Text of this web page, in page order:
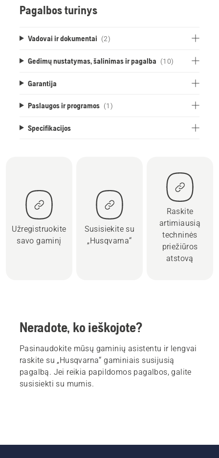
Pagalbos turinys
Vadovai ir dokumentai (2)
Gedimų nustatymas, šalinimas ir pagalba (10)
Garantija
Paslaugos ir programos (1)
Specifikacijos
Užregistruokite
savo gaminį
Susisiekite su
„Husqvarna“
Raskite
artimiausią
techninės
priežiūros
atstovą
Neradote, ko ieškojote?
Pasinaudokite mūsų gaminių asistentu ir lengvai
raskite su „Husqvarna“ gaminiais susijusią
pagalbą. Jei reikia papildomos pagalbos, galite
susisiekti su mumis.